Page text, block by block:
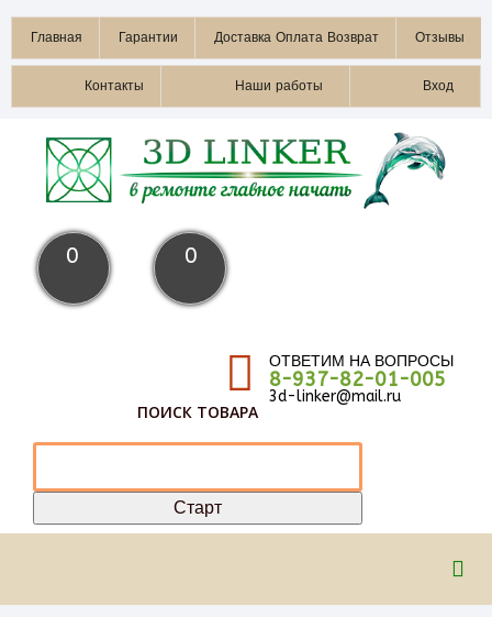
Главная Гарантии Доставка Оплата Возврат Отзывы
Контакты Наши работы Вход
0 0
ОТВЕТИМ НА ВОПРОСЫ
8-937-82-01-005
3d-linker@mail.ru
ПОИСК ТОВАРА